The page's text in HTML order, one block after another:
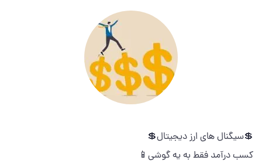
💲سیگنال های ارز دیجیتال💲
کسب درآمد فقط به یه گوشی📱